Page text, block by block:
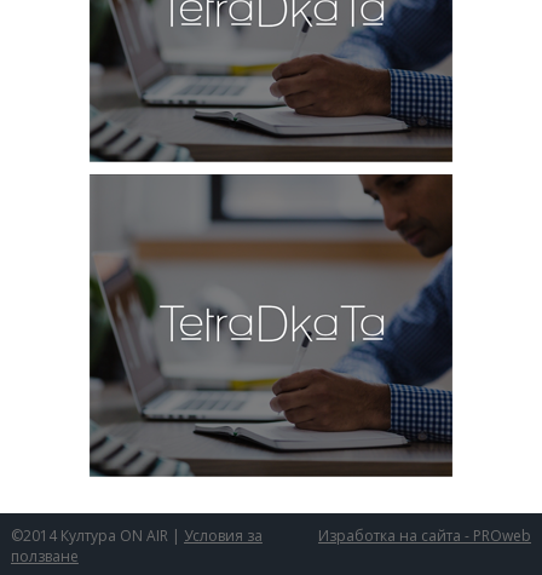
Изработка на сайта - PROweb
©2014 Култура ON AIR | Условия за
ползване